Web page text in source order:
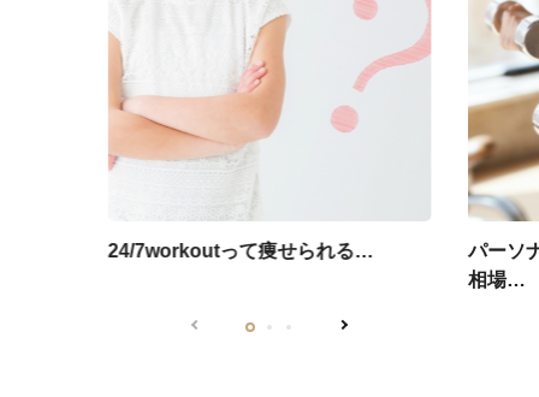
24/7workoutって痩せられる…
パーソ
相場…